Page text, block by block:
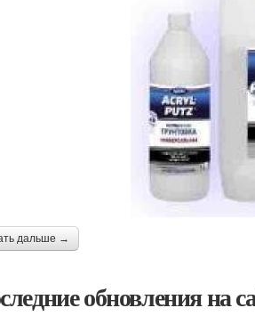
дальше →
обновления на